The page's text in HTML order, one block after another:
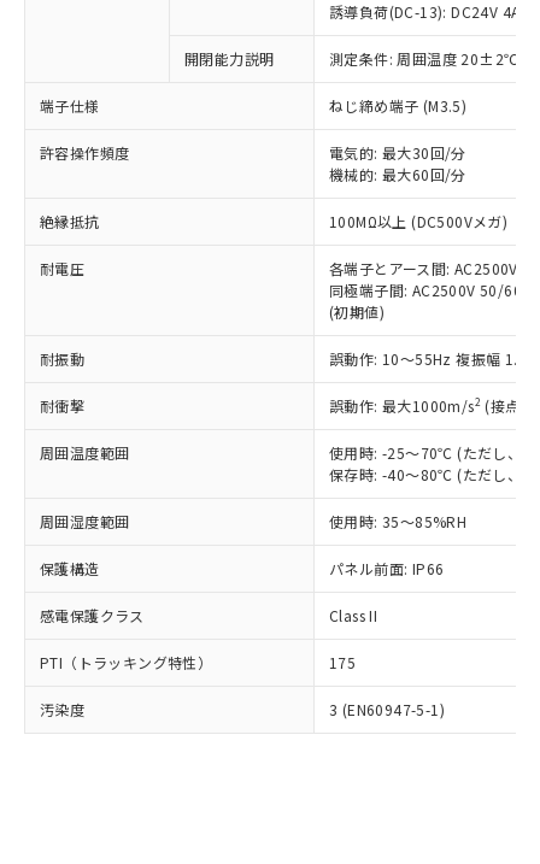
誘導負荷(DC-13): DC24V 4A/
開閉能力説明 測定条件: 周囲温度 20±2℃、
端子仕様 ねじ締め端子 (M3.5)
許容操作頻度
電気的: 最大30回/分
機械的: 最大60回/分
絶縁抵抗 100MΩ以上 (DC500Vメガ)
耐電圧
各端子とアース間: AC2500V
同極端子間: AC2500V 50/
(初期値)
耐振動 誤動作: 10～55Hz 複振幅
耐衝撃 誤動作: 最大1000m/s2 (接点
周囲温度範囲
使用時: -25～70℃ (ただし、氷
保存時: -40～80℃ (ただし、氷
周囲湿度範囲 使用時: 35～85%RH
保護構造 パネル前面: IP66
感電保護クラス Class II
PTI（トラッキング特性） 175
汚染度 3 (EN60947-5-1)
以下の条件をお読みいただき、同意のうえ
本サービスは、当社制御機器事業取扱
商品の当社在庫状況および標準価格
(税抜)を提供させていただくもので
当社制御機器事業取扱商品の中には、
本サービスの対象外となる商品もある
ことをご了承ください。
在庫状況および標準価格照会結果は、
記載している更新日時点での社内デー
タに基づき作成されるものであり、閲
覧された時点での実際の在庫および標
準価格とは異なる場合があることをご
正式な納期状況および標準価格はお客
様のお取引先、またはお客様担当のオ
ムロン制御機器販売店・当社販売員に
オムロン制御機器販売店や当社販売拠
販売ネットワーク
」をご確認
ください。
在庫状況および標準価格結果を当社の
事前の承諾なく第三者に漏洩または開
示しないようお願いします。
マイパーツ機能（部品リスト作成サー
ビス）をご利用いただくには、I-Web
対応予定なし：EU RoHS指令（10物質）の
非含有に非対応の商品で、対応品を出す予
調査・確認中：EU RoHS指令（10物質）の
非含有の対応状況を調査中または確認中の
商品です。
害物質有無と関係のない商品です。
仕入先様の事情により、非含有部品として
いたものが、含有品と判明した場合などや
むを得ず変更することがあります。
鉛(Pb) 1000ppm以下、 水銀(Hg) 1000ppm以下、 カド
六価クロム(Cr(Ⅵ)) 1000ppm以下、ポリ臭化ビフェニル
類(PBB) 1000ppm以下、ポリ臭化ジフェニルエーテル類
(PBDE) 1000ppm以下、フタル酸ビス(2-エチルヘキシ
ル) (DEHP)(別名：DOP) 1000ppm以下、フタル酸ブチ
ルベンジル（BBP） 1000ppm以下、フタル酸ジブチル
（DBP） 1000ppm以下、フタル酸ジイソブチル
但し、RoHS指令で産業用監視および制御機器に対する
フタル酸エステル類の４物質については閾値を超える意
図的な使用がないことを確認しています。
※2 対応予定月
部品在庫の切り替え状況などにより、予定
月が前後することがあります。
「○」：最大均質材料含有率が中国RoHSの
基準値以下であることを示します。
「×」：最大均質材料含有率が中国RoHSの
基準値を超えていることを示します。
「－」：未確認です。当社販売部門へお問
*中国RoHS10物質の基準値 (GB/T26572)：
Pb(鉛) :1000ppm、 Hg(水銀) : 1000ppm、 Cd(カドミウ
Cr(Ⅵ)(六価クロム) : 1000ppm、 PBBs(ポリ臭化ビフェ
ニル類) : 1000ppm、 PBDEs(ポリ臭化ジフェニルエーテ
ル類) : 1000ppm、
DBP(フタル酸ジブチル) : 1000ppm、 DIBP(フタル酸ジ
DEHP(フタル酸ビス(2-エチルヘキシル)) : 1000ppm
「ｅ」：有害物質（10物質）のすべてが基
準値以下であることを示します。
「10」：通常の使用状況下において有害物
質が外部に漏えいし、環境に深刻な影響を
当社は、これら貴社製品のうち、外国
為替および外国貿易法に定める商品
（以下｢規制貨物等」という）を輸出
または国外への提供する場合は、日本
国政府の輸出許可(または役務取引許
可)を取得するなどの必要な手続きを
当社は規制貨物を破棄する場合は、完
全に破砕するなど、違法に輸出されな
いよう必要な手段を講じます。
当社は貴社製品を、核兵器、ミサイ
ル、化学兵器、生物兵器またはその他
武器並びにこれらの製造装置等に一切
当社は、貴社製品を第三者に販売する
場合は、上記1、2および3の内容を当
該第三者に通知します。また当社は、
販売先および販売に係わる関係者が違
法に輸出するおそれがある場合は、取
一定数以上の在庫あり
一定数には満たないが在庫あり
在庫なし(最新の在庫状況につ
いては、お客様のお取引先、ま
たはお客様担当のオムロン制御
機器販売店・当社販売員にご確
認ください)
白
受注生産機種、また在庫状況の
情報を公開していない機種